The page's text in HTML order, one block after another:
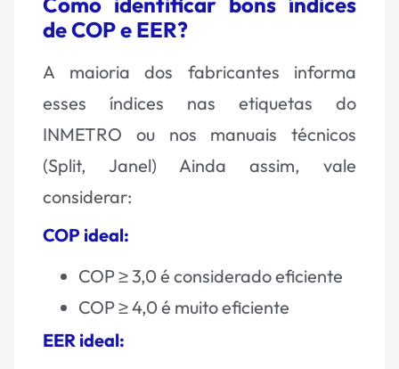
de COP e EER?
A maioria dos fabricantes informa
esses índices nas etiquetas do
INMETRO ou nos manuais técnicos
(Split, Janel) Ainda assim, vale
considerar:
COP ideal:
COP ≥ 3,0 é considerado eficiente
COP ≥ 4,0 é muito eficiente
EER ideal: